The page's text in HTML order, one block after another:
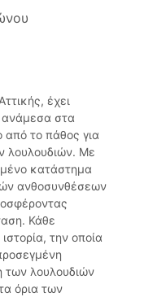
έχει
ανάμεσα στα
από το πάθος για
λουλουδιών. Με
κατάστημα
ανθοσυνθέσεων
Κάθε
την οποία
των λουλουδιών
όρια των